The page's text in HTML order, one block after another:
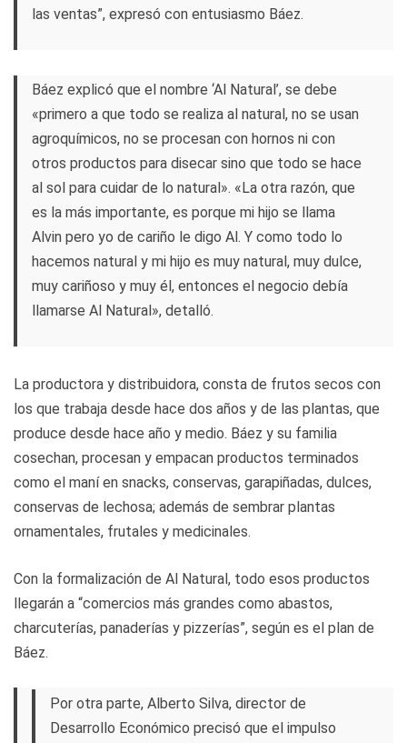
las ventas”, expresó con entusiasmo Báez.
Báez explicó que el nombre ‘Al Natural’, se debe
«primero a que todo se realiza al natural, no se usan
agroquímicos, no se procesan con hornos ni con
otros productos para disecar sino que todo se hace
al sol para cuidar de lo natural». «La otra razón, que
es la más importante, es porque mi hijo se llama
Alvin pero yo de cariño le digo Al. Y como todo lo
hacemos natural y mi hijo es muy natural, muy dulce,
muy cariñoso y muy él, entonces el negocio debía
llamarse Al Natural», detalló.
La productora y distribuidora, consta de frutos secos con
los que trabaja desde hace dos años y de las plantas, que
produce desde hace año y medio. Báez y su familia
cosechan, procesan y empacan productos terminados
como el maní en snacks, conservas, garapiñadas, dulces,
conservas de lechosa; además de sembrar plantas
ornamentales, frutales y medicinales.
Con la formalización de Al Natural, todo esos productos
llegarán a “comercios más grandes como abastos,
charcuterías, panaderías y pizzerías”, según es el plan de
Báez.
Por otra parte, Alberto Silva, director de
Desarrollo Económico precisó que el impulso